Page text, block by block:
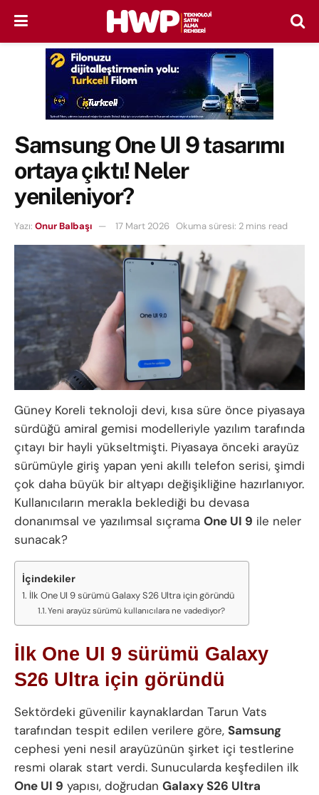
Samsung One UI 9 tasarımı
ortaya çıktı! Neler
yenileniyor?
Yazı: Onur Balbaşı 17 Mart 2026 Okuma süresi: 2 mins read
Güney Koreli teknoloji devi, kısa süre önce piyasaya
sürdüğü amiral gemisi modelleriyle yazılım tarafında
çıtayı bir hayli yükseltmişti. Piyasaya önceki arayüz
sürümüyle giriş yapan yeni akıllı telefon serisi, şimdi
çok daha büyük bir altyapı değişikliğine hazırlanıyor.
Kullanıcıların merakla beklediği bu devasa
donanımsal ve yazılımsal sıçrama One UI 9 ile neler
sunacak?
İçindekiler
İlk One UI 9 sürümü Galaxy S26 Ultra için göründü
Yeni arayüz sürümü kullanıcılara ne vadediyor?
İlk One UI 9 sürümü Galaxy
S26 Ultra için göründü
Sektördeki güvenilir kaynaklardan Tarun Vats
tarafından tespit edilen verilere göre, Samsung
cephesi yeni nesil arayüzünün şirket içi testlerine
resmi olarak start verdi. Sunucularda keşfedilen ilk
One UI 9 yapısı, doğrudan Galaxy S26 Ultra